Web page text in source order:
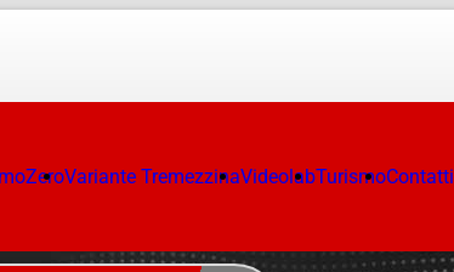
Variante TremezzinaVideolabTurismoContatti